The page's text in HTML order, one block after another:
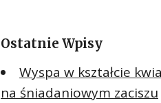
Ostatnie Wpisy
Wyspa w kształcie
na śniadaniowym zaciszu